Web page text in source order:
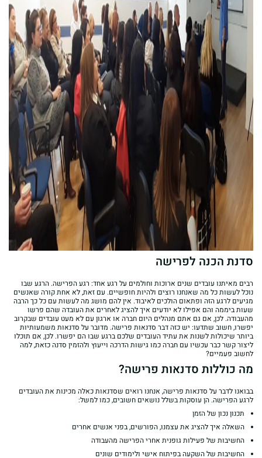
סדנת הכנה לפרישה
רבים מאיתנו עובדים שנים ארוכות וחולמים על רגע אחד: רגע הפרישה. הרגע שבו
נוכל לעשות כל מה שאנחנו רוצים ולהיות חופשיים. עם זאת, לא אחת קורה שאנשים
מגיעים לרגע הזה ופתאום הולכים לאיבוד. אין להם מושג מה לעשות עם כל כך הרבה
שעות ביממה והם אפילו לא יודעים איך להציג לאחרים את העובדה שהם פרשו
מהעבודה. לכן, אם גם אתם מנהלים היום חברה או ארגון עם לא מעט עובדים שבקרוב
יפשרו, חשוב שתדעו: יש כזה דבר סדנאות פרישה. מדובר על סדנאות משמעותיות
ביותר שיכולות לשנות את עתיד העובדים שלכם ברגע שבו הם יפשרו. לכן, אם תוכלו
ליצור קשר כבר עכשיו עם חברה כמו גישות הדרכה וייעוץ ולהזמין סדנה כזאת, למה
לחשוב פעמיים?
מה כוללות סדנאות פרישה?
בבואנו לדבר על סדנאות פרישה, אנחנו רואים שסדנאות כאלה מכינות את העובדים
לרגע הפרישה. הן עוסקות בשלל נושאים חשובים, כמו למשל:
תכנון נכון של הזמן
השאלה איך להציג את עצמנו, הפורשים, בפני אנשים אחרים
החשיבות של פעילות גופנית אחרי הפרישה מהעבודה
החשיבות של השקעה בפיתוח אישי ולימודים שונים